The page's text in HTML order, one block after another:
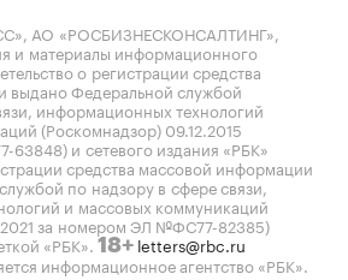
АО «РОСБИЗНЕСКОНСАЛТИНГ»,
и материалы информационного
о регистрации средства
выдано Федеральной службой
информационных технологий
(Роскомнадзор) 09.12.2015
и сетевого издания «РБК»
средства массовой информации
по надзору в сфере связи,
и массовых коммуникаций
за номером ЭЛ №ФС77-82385)
«РБК». 18+ letters@rbc.ru
информационное агентство «РБК».